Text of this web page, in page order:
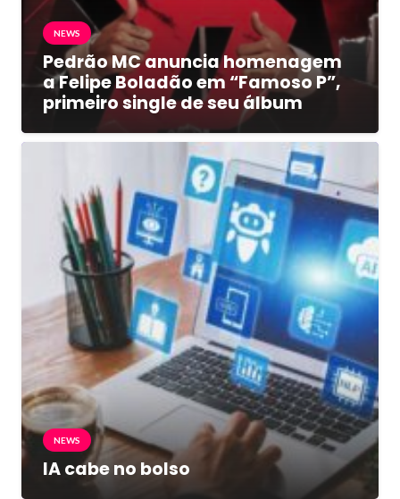
NEWS
Pedrão MC anuncia homenagem
a Felipe Boladão em “Famoso P”,
primeiro single de seu álbum
NEWS
IA cabe no bolso